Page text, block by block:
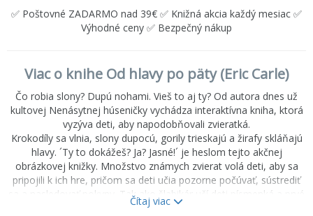
✅ Poštovné ZADARMO nad 39€ ✅ Knižná akcia každý mesiac ✅
Výhodné ceny ✅ Bezpečný nákup
Viac o knihe Od hlavy po päty (Eric Carle)
Čo robia slony? Dupú nohami. Vieš to aj ty? Od autora dnes už
kultovej Nenásytnej húseničky vychádza interaktívna kniha, ktorá
vyzýva deti, aby napodobňovali zvieratká.
Krokodíly sa vlnia, slony dupocú, gorily trieskajú a žirafy skláňajú
hlavy. ´Ty to dokážeš? Ja? Jasné!´ je heslom tejto akčnej
obrázkovej knižky. Množstvo známych zvierat volá deti, aby sa
pripojili k ich hre, pričom sa deti učia pozorne počúvať, sústrediť
sa a nasledovať pokyny. Tak ako šlabikár učí deti písmenká a prvé
slovíčka, táto kniha deťom pomocou hry predstavuje časti tela a
Čítaj viac